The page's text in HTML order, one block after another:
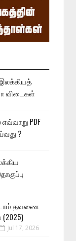
விடைகள்
PDF
?
தவணை
Jul 17, 2026